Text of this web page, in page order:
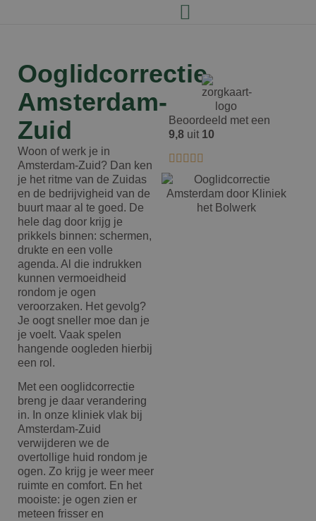
Ooglidcorrectie
Amsterdam-
Zuid
Woon of werk je in
Amsterdam-Zuid? Dan ken
je het ritme van de Zuidas
en de bedrijvigheid van de
buurt maar al te goed. De
hele dag door krijg je
prikkels binnen: schermen,
drukte en een volle
agenda. Al die indrukken
kunnen vermoeidheid
rondom je ogen
veroorzaken. Het gevolg?
Je oogt sneller moe dan je
je voelt. Vaak spelen
hangende oogleden hierbij
een rol.
Met een ooglidcorrectie
breng je daar verandering
in. In onze kliniek vlak bij
Amsterdam-Zuid
verwijderen we de
overtollige huid rondom je
ogen. Zo krijg je weer meer
ruimte en comfort. En het
mooiste: je ogen zien er
meteen frisser en
Beoordeeld met een
9,8uit 10